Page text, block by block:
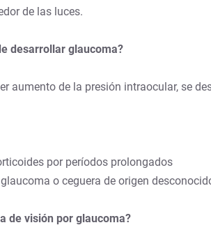
de las luces.
desarrollar glaucoma?
aumento de la presión intraocular, se
por períodos prolongados
o ceguera de origen
de visión por glaucoma?